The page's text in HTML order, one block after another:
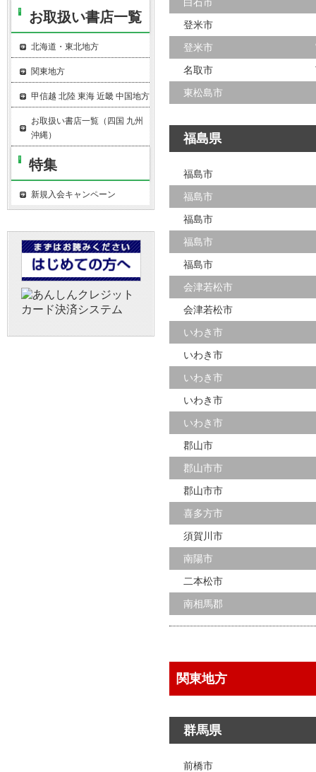
登米市
登米市
名取市
東松島市
福島県
福島市
福島市
福島市
福島市
福島市
会津若松市
会津若松市
いわき市
いわき市
いわき市
いわき市
いわき市
郡山市
郡山市市
郡山市市
喜多方市
須賀川市
南陽市
二本松市
南相馬郡
関東地方
群馬県
前橋市
お取扱い書店一覧
北海道・東北地方
関東地方
甲信越 北陸 東海 近畿 中国地方
お取扱い書店一覧（四国 九州
沖縄）
特集
新規入会キャンペーン